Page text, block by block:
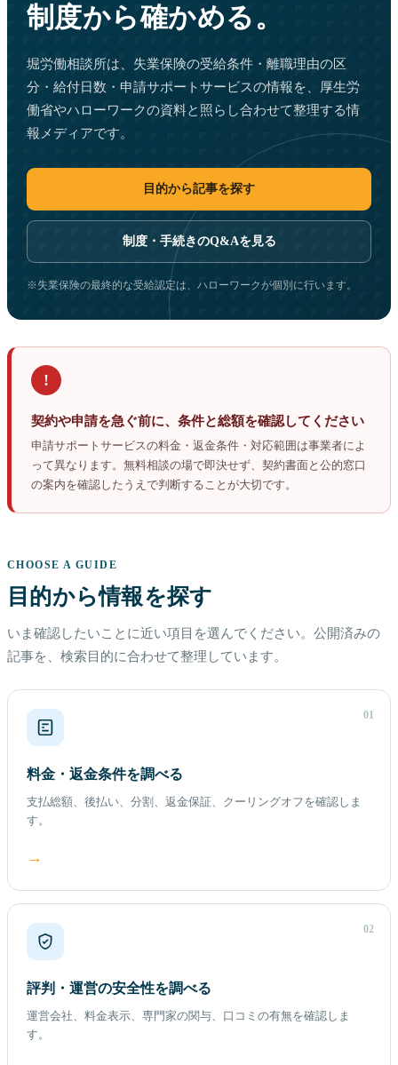
制度から確かめる。
堀労働相談所は、失業保険の受給条件・離職理由の区
分・給付日数・申請サポートサービスの情報を、厚生労
働省やハローワークの資料と照らし合わせて整理する情
報メディアです。
目的から記事を探す
制度・手続きのQ&Aを見る
※失業保険の最終的な受給認定は、ハローワークが個別に行います。
!
契約や申請を急ぐ前に、条件と総額を確認してください
申請サポートサービスの料金・返金条件・対応範囲は事業者によ
って異なります。無料相談の場で即決せず、契約書面と公的窓口
の案内を確認したうえで判断することが大切です。
CHOOSE A GUIDE
目的から情報を探す
いま確認したいことに近い項目を選んでください。公開済みの
記事を、検索目的に合わせて整理しています。
01
料金・返金条件を調べる
支払総額、後払い、分割、返金保証、クーリングオフを確認しま
す。
→
02
評判・運営の安全性を調べる
運営会社、料金表示、専門家の関与、口コミの有無を確認しま
す。